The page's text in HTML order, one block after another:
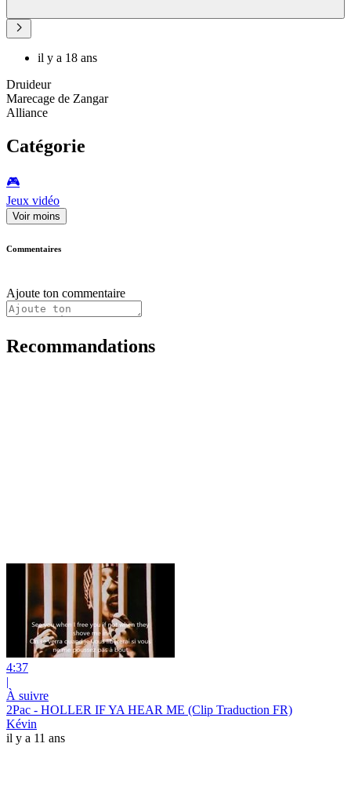
il y a 18 ans
Druideur
Marecage de Zangar
Alliance
Catégorie
🎮️
Jeux vidéo
Voir moins
Commentaires
Ajoute ton commentaire
Recommandations
4:37
|
À suivre
2Pac - HOLLER IF YA HEAR ME (Clip Traduction FR)
Kévin
il y a 11 ans